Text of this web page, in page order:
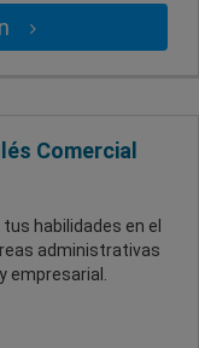
Comercial
habilidades en el
administrativas
empresarial.